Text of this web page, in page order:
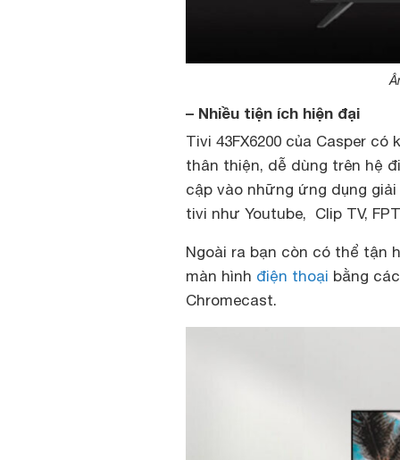
– Nhiều tiện ích hiện đại
Tivi 43FX6200 của Casper
thân thiện, dễ dùng trên hệ
cập vào những ứng dụng
tivi như Youtube, Clip TV,
Ngoài ra bạn còn có thể tận
màn hình điện thoại bằng
Chromecast.